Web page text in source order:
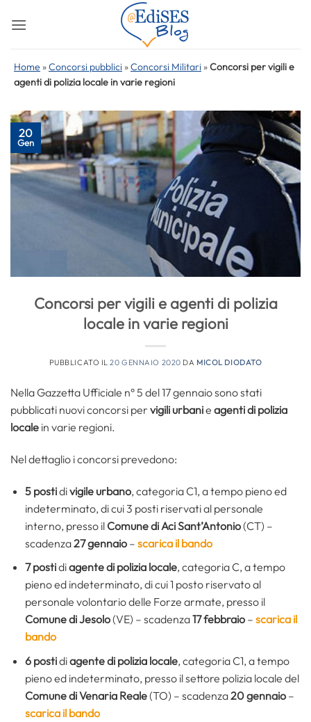
Home »Concorsi pubblici »Concorsi Militari »Concorsi per vigili e
agenti di polizia locale in varie regioni
20
Gen
Concorsi per vigili e agenti di polizia
locale in varie regioni
PUBBLICATO IL20 GENNAIO 2020 DA MICOL DIODATO
Nella Gazzetta Ufficiale n° 5 del 17 gennaio sono stati
pubblicati nuovi concorsi per vigili urbanie agenti di polizia
locale in varie regioni.
Nel dettaglio i concorsi prevedono:
5 postidivigile urbano, categoria C1, a tempo pieno ed
indeterminato, di cui 3 posti riservati al personale
interno, presso il Comune di Aci Sant’Antonio(CT) –
scadenza27 gennaio– scarica il bando
7 postidiagente di polizia locale, categoria C, a tempo
pieno ed indeterminato, di cui 1 posto riservato al
personale volontario delle Forze armate, presso il
Comune di Jesolo(VE) – scadenza17 febbraio– scarica il
bando
6 postidiagente di polizia locale, categoria C1, a tempo
pieno ed indeterminato, presso il settore polizia locale del
Comune di Venaria Reale(TO) – scadenza20 gennaio–
scarica il bando